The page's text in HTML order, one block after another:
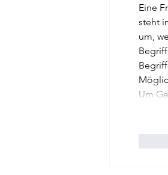
Eine
steht
um,
Um